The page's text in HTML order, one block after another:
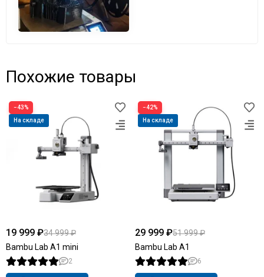
Похожие товары
−43%
На складе
19 999 ₽34 999 ₽
Bambu Lab A1 mini
2
−42%
На складе
29 999 ₽51 999 ₽
Bambu Lab A1
6